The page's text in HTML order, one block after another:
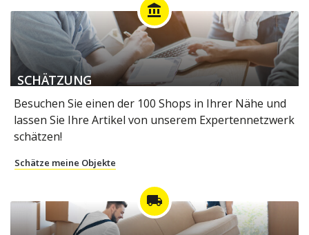
account_balance
SCHÄTZUNG
Besuchen Sie einen der 100 Shops in Ihrer Nähe und
lassen Sie Ihre Artikel von unserem Expertennetzwerk
schätzen!
Schätze meine Objekte
local_shipping